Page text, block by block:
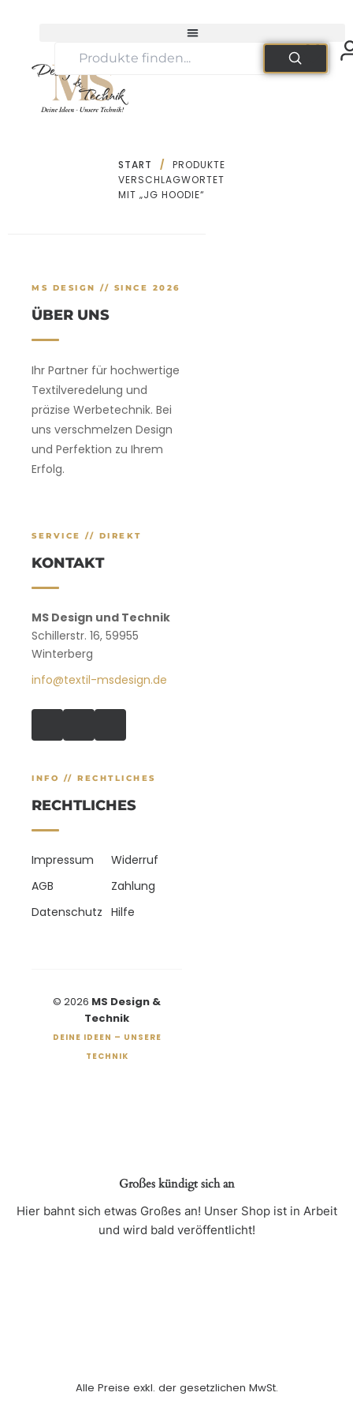
START /
PRODUKTE
VERSCHLAGWORTET
MIT „JG HOODIE“
Großes kündigt sich an
Hier bahnt sich etwas Großes an! Unser Shop ist in Arbeit
und wird bald veröffentlicht!
MS DESIGN // SINCE 2026
ÜBER UNS
Ihr Partner für hochwertige
Textilveredelung und
präzise Werbetechnik. Bei
uns verschmelzen Design
und Perfektion zu Ihrem
Erfolg.
SERVICE // DIREKT
KONTAKT
MS Design und Technik
Schillerstr. 16, 59955
Winterberg
info@textil-msdesign.de
INFO // RECHTLICHES
RECHTLICHES
Impressum
Widerruf
AGB
Zahlung
Datenschutz Hilfe
© 2026 MS Design &
Technik
DEINE IDEEN – UNSERE
TECHNIK
Alle Preise exkl. der gesetzlichen MwSt.